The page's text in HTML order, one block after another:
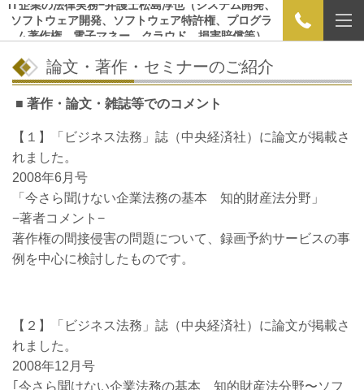
IT企業の法律実務−弁護士松島淳也（システム開発、
ソフトウェア開発、ソフトウェア特許権、プログラ
ム著作権、電子マネー、クラウド、損害賠償等）
論文・著作・セミナーのご紹介
■ 著作・論文・雑誌等でのコメント
【１】「ビジネス法務」誌（中央経済社）に論文が掲載さ
れました。
2008年6月号
「今さら聞けない企業法務の基本 知的財産法分野」
−著者コメント−
著作権の間接侵害の問題について、録画予約サービスの事
例を中心に検討したものです。
【２】「ビジネス法務」誌（中央経済社）に論文が掲載さ
れました。
2008年12月号
｢今さら聞けない企業法務の基本 知的財産法分野〜ソフ